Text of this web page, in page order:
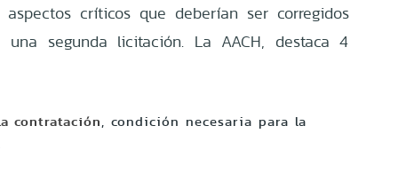
críticos que deberían ser corregidos
segunda licitación. La AACH, destaca 4
contratación, condición necesaria para la